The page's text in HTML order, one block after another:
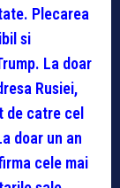
Plecarea
si
La doar
Rusiei,
de catre cel
doar un an
cele mai